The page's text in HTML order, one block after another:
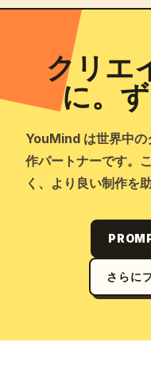
クリエ
に。ず
YouMind は世界中の
作パートナーです。
く、より良い制作を
さらに